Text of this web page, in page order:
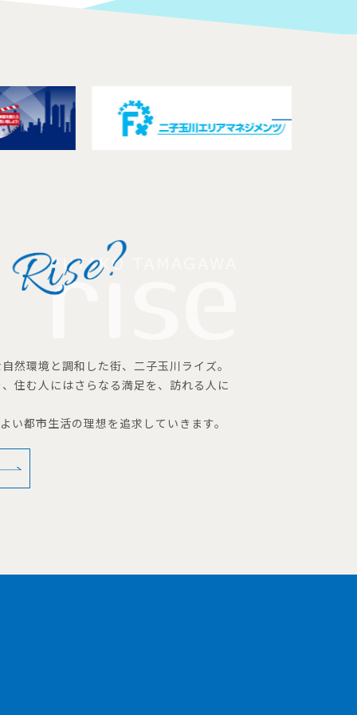
然環境と調和した街、二子玉川ライズ。
住む人にはさらなる満足を、訪れる人に
い都市生活の理想を追求していきます。